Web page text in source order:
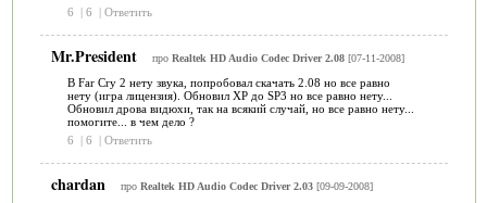
6
| 6 | Ответить
Mr.President про Realtek HD Audio Codec Driver 2.08[07-11-2008]
В Far Cry 2 нету звука, попробовал скачать 2.08 но все равно
нету (игра лицензия). Обновил XP до SP3 но все равно нету...
Обновил дрова видюхи, так на всякий случай, но все равно нету...
помогите... в чем дело ?
6
| 6 | Ответить
chardan про Realtek HD Audio Codec Driver 2.03[09-09-2008]